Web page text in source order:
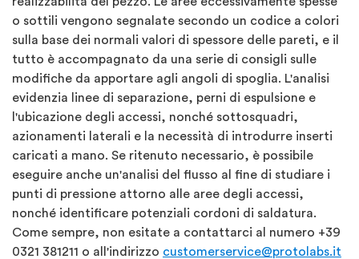
o sottili vengono segnalate secondo un codice a colori
sulla base dei normali valori di spessore delle pareti, e il
tutto è accompagnato da una serie di consigli sulle
modifiche da apportare agli angoli di spoglia. L'analisi
evidenzia linee di separazione, perni di espulsione e
l'ubicazione degli accessi, nonché sottosquadri,
azionamenti laterali e la necessità di introdurre inserti
caricati a mano. Se ritenuto necessario, è possibile
eseguire anche un'analisi del flusso al fine di studiare i
punti di pressione attorno alle aree degli accessi,
nonché identificare potenziali cordoni di saldatura.
Come sempre, non esitate a contattarci al numero +39
0321 381211 o all'indirizzo customerservice@protolabs.it